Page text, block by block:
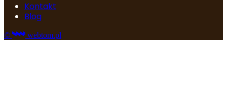
Kontakt
Blog
© webtom.pl